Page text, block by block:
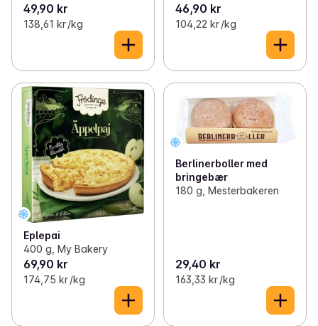
49,90 kr
138,61 kr /kg
46,90 kr
104,22 kr /kg
Eplepai
400 g, My Bakery
69,90 kr
174,75 kr /kg
Berlinerboller med
bringebær
180 g, Mesterbakeren
29,40 kr
163,33 kr /kg